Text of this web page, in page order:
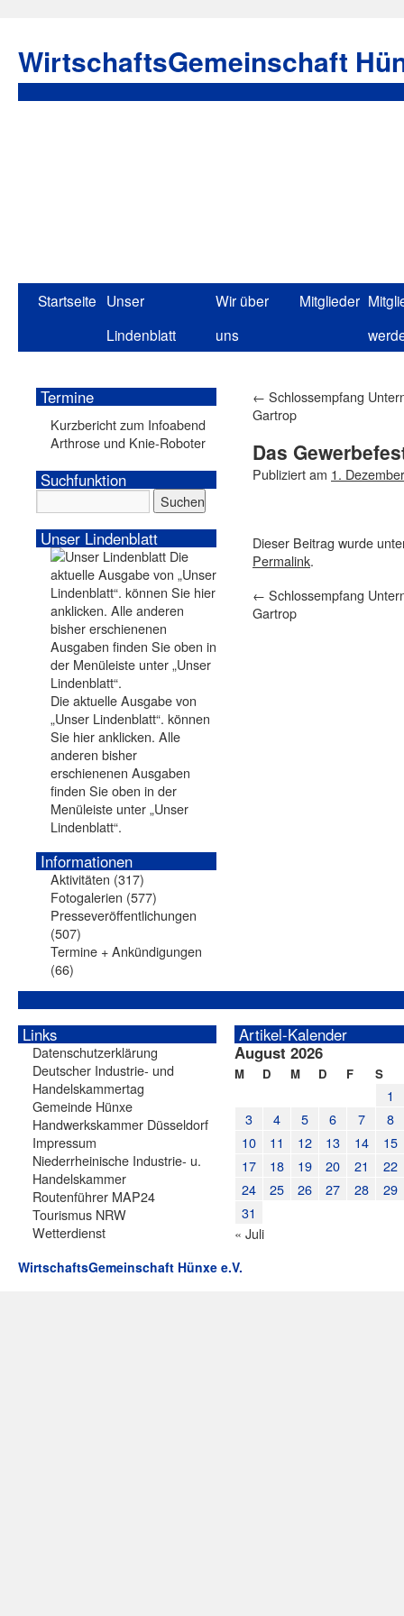
WirtschaftsGemeinschaft
Startseite Unser
Lindenblatt
Wir über
uns
Mitglieder
← Schlossempfang
Gartrop
Das
Publiziert am 1.
Dieser Beitrag wurde
Permalink.
← Schlossempfang
Gartrop
Termine
Kurzbericht zum Infoabend
Arthrose und Knie-Roboter
Suchfunktion
Unser Lindenblatt
Die aktuelle Ausgabe von
„Unser Lindenblatt“. können
Sie hier anklicken. Alle
anderen bisher
erschienenen Ausgaben
finden Sie oben in der
Menüleiste unter „Unser
Lindenblatt“.
Informationen
Aktivitäten (317)
Fotogalerien (577)
Presseveröffentlichungen
(507)
Termine + Ankündigungen
(66)
Links
Datenschutzerklärung
Deutscher Industrie- und
Handelskammertag
Gemeinde Hünxe
Handwerkskammer Düsseldorf
Impressum
Niederrheinische Industrie- u.
Handelskammer
Routenführer MAP24
Tourismus NRW
Wetterdienst
Artikel-Kalender
August 2026
M D M D F S
1
3
4 5 6 7
8
10
11 12 13 14
15
17
18 19 20 21
22
24
25 26 27 28
29
31
« Juli
WirtschaftsGemeinschaft Hünxe e.V.